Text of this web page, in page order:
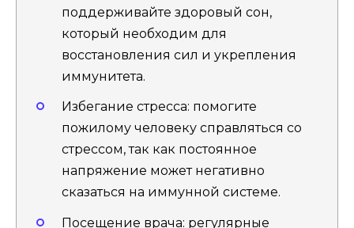
поддерживайте здоровый сон,
который необходим для
восстановления сил и укрепления
иммунитета.
Избегание стресса: помогите
пожилому человеку справляться со
стрессом, так как постоянное
напряжение может негативно
сказаться на иммунной системе.
Посещение врача: регулярные